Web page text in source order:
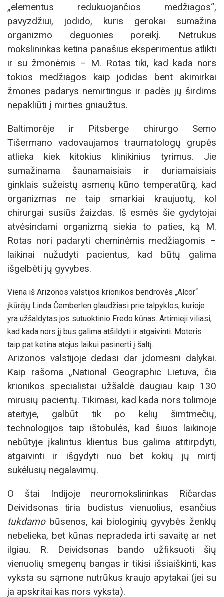
„elementus redukuojančios medžiagos“,
pavyzdžiui, jodido, kuris gerokai sumažina
organizmo deguonies poreikį. Netrukus
mokslininkas ketina panašius eksperimentus atlikti
ir su žmonėmis – M. Rotas tiki, kad kada nors
tokios medžiagos kaip jodidas bent akimirkai
žmones padarys nemirtingus ir padės jų širdims
nepakliūti į mirties gniaužtus.
Baltimorėje ir Pitsberge chirurgo Semo
Tišermano vadovaujamos traumatologų grupės
atlieka kiek kitokius klinikinius tyrimus. Jie
sumažinama šaunamaisiais ir duriamaisiais
ginklais sužeistų asmenų kūno temperatūrą, kad
organizmas ne taip smarkiai kraujuotų, kol
chirurgai susiūs žaizdas. Iš esmės šie gydytojai
atvėsindami organizmą siekia to paties, ką M.
Rotas nori padaryti cheminėmis medžiagomis –
laikinai nužudyti pacientus, kad būtų galima
išgelbėti jų gyvybes.
Viena iš Arizonos valstijos krionikos bendrovės „Alcor“
įkūrėjų Linda Čemberlen glaudžiasi prie talpyklos, kurioje
yra užšaldytas jos sutuoktinio Fredo kūnas. Artimieji viliasi,
kad kada nors jį bus galima atšildyti ir atgaivinti. Moteris
taip pat ketina atėjus laikui pasinerti į šaltį.
Arizonos valstijoje dedasi dar įdomesni dalykai.
Kaip rašoma „National Geographic Lietuva, čia
krionikos specialistai užšaldė daugiau kaip 130
mirusių pacientų. Tikimasi, kad kada nors tolimoje
ateityje, galbūt tik po kelių šimtmečių,
technologijos taip ištobulės, kad šiuos laikinoje
nebūtyje įkalintus klientus bus galima atitirpdyti,
atgaivinti ir išgydyti nuo bet kokių jų mirtį
sukėlusių negalavimų.
O štai Indijoje neuromokslininkas Ričardas
Deividsonas tiria budistus vienuolius, esančius
tukdamobūsenos, kai biologinių gyvybės ženklų
nebelieka, bet kūnas nepradeda irti savaitę ar net
ilgiau. R. Deividsonas bando užfiksuoti šių
vienuolių smegenų bangas ir tikisi išsiaiškinti, kas
vyksta su sąmone nutrūkus kraujo apytakai (jei su
ja apskritai kas nors vyksta).